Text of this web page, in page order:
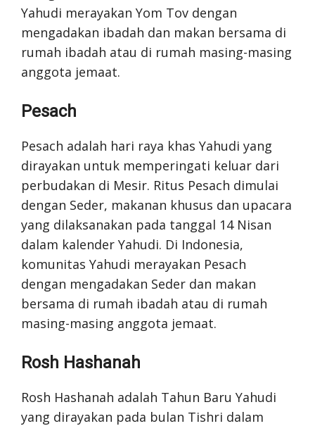
Yahudi merayakan Yom Tov dengan
mengadakan ibadah dan makan bersama di
rumah ibadah atau di rumah masing-masing
anggota jemaat.
Pesach
Pesach adalah hari raya khas Yahudi yang
dirayakan untuk memperingati keluar dari
perbudakan di Mesir. Ritus Pesach dimulai
dengan Seder, makanan khusus dan upacara
yang dilaksanakan pada tanggal 14 Nisan
dalam kalender Yahudi. Di Indonesia,
komunitas Yahudi merayakan Pesach
dengan mengadakan Seder dan makan
bersama di rumah ibadah atau di rumah
masing-masing anggota jemaat.
Rosh Hashanah
Rosh Hashanah adalah Tahun Baru Yahudi
yang dirayakan pada bulan Tishri dalam